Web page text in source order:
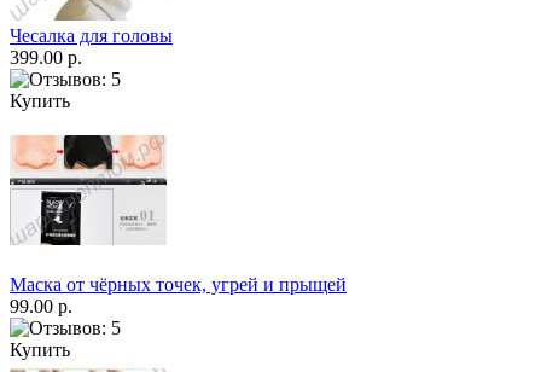
Чесалка для головы
399.00 р.
Купить
Маска от чёрных точек, угрей и прыщей
99.00 р.
Купить